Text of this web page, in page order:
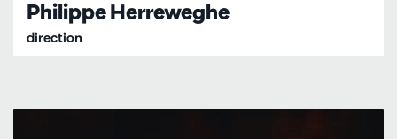
Philippe Herreweghe
direction